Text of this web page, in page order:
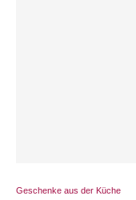
Geschenke aus der Küche